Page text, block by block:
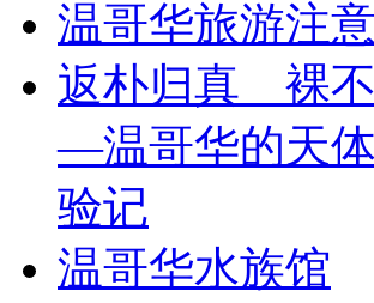
温哥华旅游注
返朴归真 裸
—温哥华的天
验记
温哥华水族馆